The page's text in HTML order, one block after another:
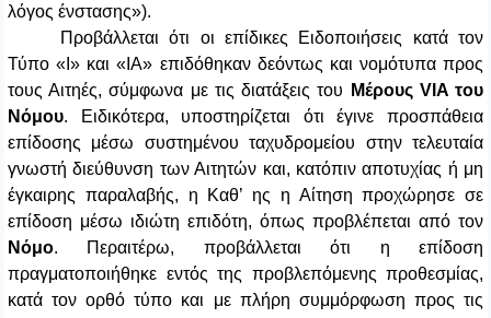
λόγος ένστασης»).
Προβάλλεται ότι οι επίδικες Ειδοποιήσεις κατά τον
Τύπο «Ι» και «ΙΑ» επιδόθηκαν δεόντως και νομότυπα προς
τους Αιτηές, σύμφωνα με τις διατάξεις του
Μέρους VIA του
Νόμου. Ειδικότερα, υποστηρίζεται ότι έγινε προσπάθεια
επίδοσης μέσω συστημένου ταχυδρομείου στην τελευταία
γνωστή διεύθυνση των Αιτητών και, κατόπιν αποτυχίας ή μη
έγκαιρης παραλαβής, η Καθ’ ης η Αίτηση προχώρησε σε
επίδοση μέσω ιδιώτη επιδότη, όπως προβλέπεται από τον
Νόμο. Περαιτέρω, προβάλλεται ότι η επίδοση
πραγματοποιήθηκε εντός της προβλεπόμενης προθεσμίας,
κατά τον ορθό τύπο και με πλήρη συμμόρφωση προς τις